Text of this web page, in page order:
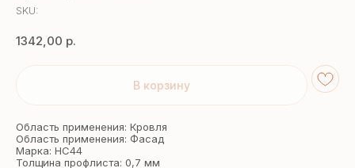
SKU:
1342,00 р.
В корзину
Область применения: Кровля
Область применения: Фасад
Марка: НС44
Толщина профлиста: 0,7 мм